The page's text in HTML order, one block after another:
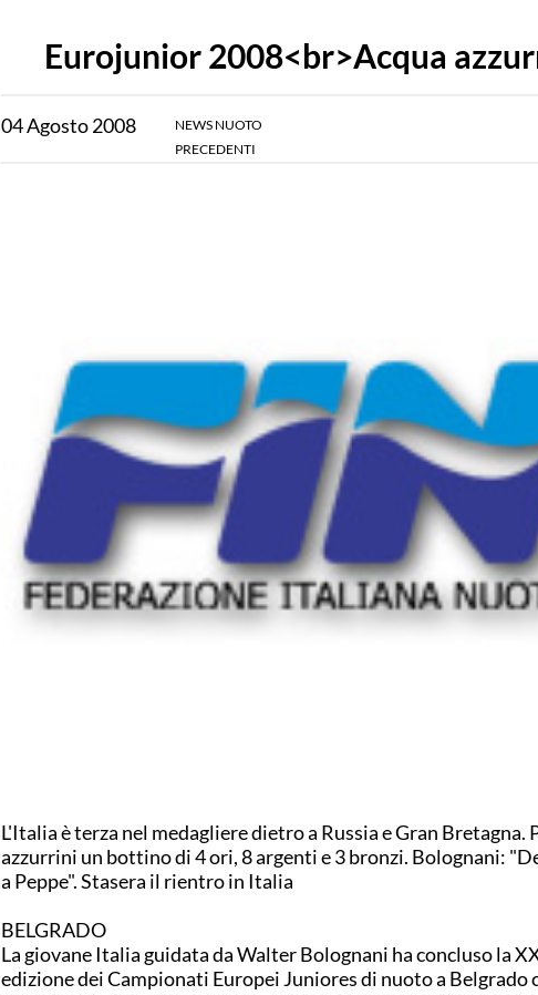
Eurojunior 2008<br>Acqua
04Agosto2008
NEWS NUOTO
PRECEDENTI
L'Italia è terza nel medagliere dietro a Russia e Gran Bretagna.
azzurrini un bottino di 4 ori, 8 argenti e 3 bronzi. Bolognani:
a Peppe". Stasera il rientro in Italia
BELGRADO
La giovane Italia guidata da Walter Bolognani ha concluso la
edizione dei Campionati Europei Juniores di nuoto a Belgrado